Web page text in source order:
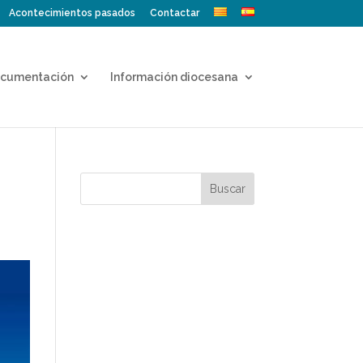
Acontecimientos pasados Contactar
Información diocesana